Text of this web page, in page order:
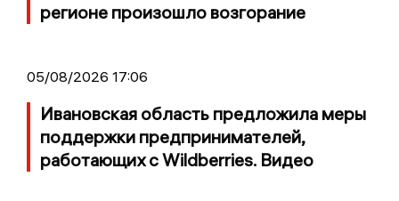
регионе произошло возгорание
05/08/2026 17:06
Ивановская область предложила меры
поддержки предпринимателей,
работающих с Wildberries. Видео